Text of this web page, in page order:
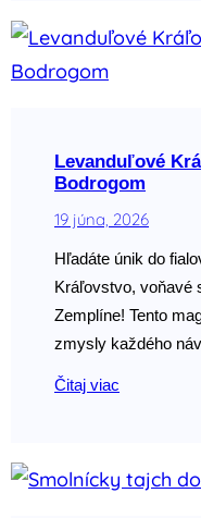
Levanduľové
Bodrogom
19 júna, 2026
Hľadáte únik do
Kráľovstvo, voňavé
Zemplíne! Tento
zmysly každého
Čitaj viac